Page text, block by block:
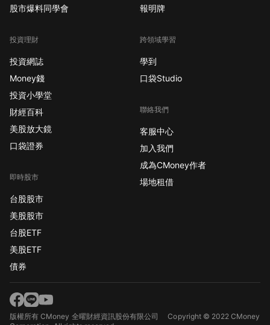
股市爆料同學會
投資理財
投資網誌
Money錢
投資小學堂
財經百科
美股放大鏡
口袋證券
即時股市
台股股市
美股股市
台股ETF
美股ETF
債券
報明牌
跨領域學習
學到
口袋Studio
聯絡我們
客服中心
加入我們
成為CMoney作者
場地租借
版權所有 CMoney 全曜財經資訊股份有限公司Copyright © 2022 CMoney